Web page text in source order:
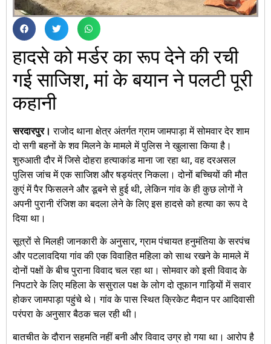
हादसे को मर्डर का रूप देने की रची
गई साजिश, मां के बयान ने पलटी पूरी
कहानी
सरदारपुर। राजोद थाना क्षेत्र अंतर्गत ग्राम जामपाड़ा में सोमवार देर शाम
दो सगी बहनों के शव मिलने के मामले में पुलिस ने खुलासा किया है।
शुरुआती दौर में जिसे दोहरा हत्याकांड माना जा रहा था, वह दरअसल
पुलिस जांच में एक साजिश और षड्यंत्र निकला। दोनों बच्चियों की मौत
कुएं में पैर फिसलने और डूबने से हुई थी, लेकिन गांव के ही कुछ लोगों ने
अपनी पुरानी रंजिश का बदला लेने के लिए इस हादसे को हत्या का रूप दे
दिया था।
सूत्रों से मिलही जानकारी के अनुसार, ग्राम पंचायत हनुमंतिया के सरपंच
और पटलावदिया गांव की एक विवाहित महिला को साथ रखने के मामले में
दोनों पक्षों के बीच पुराना विवाद चल रहा था। सोमवार को इसी विवाद के
निपटारे के लिए महिला के ससुराल पक्ष के लोग दो तूफान गाड़ियों में सवार
होकर जामपाड़ा पहुंचे थे। गांव के पास स्थित क्रिकेट मैदान पर आदिवासी
परंपरा के अनुसार बैठक चल रही थी।
बातचीत के दौरान सहमति नहीं बनी और विवाद उग्र हो गया था। आरोप है